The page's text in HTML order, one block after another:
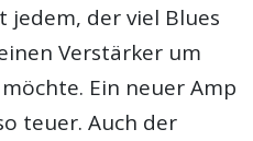
jedem, der viel Blues
Verstärker um
Ein neuer Amp
teuer. Auch der